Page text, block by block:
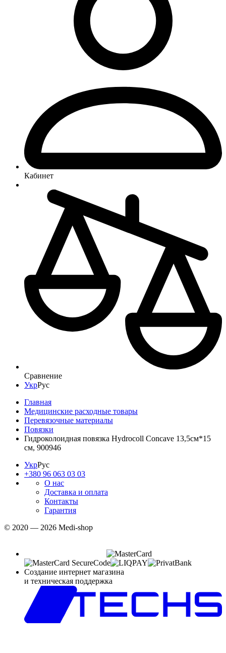
Кабинет
Сравнение
УкрРус
Главная
Медицинские расходные товары
Перевязочные материалы
Повязки
Гидроколоидная повязка Hydrocoll Concave 13,5см*15
см, 900946
УкрРус
+380 96 063 03 03
О нас
Доставка и оплата
Контакты
Гарантия
© 2020 — 2026 Medi-shop
Создание интернет магазина
и техническая поддержка